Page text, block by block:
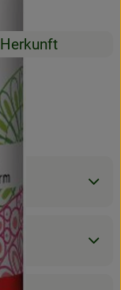
Herkunft
Es wurden